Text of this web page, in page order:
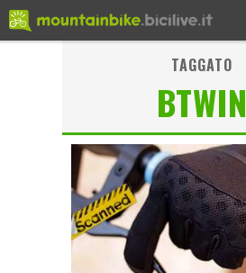
TAGGATO
BTWIN